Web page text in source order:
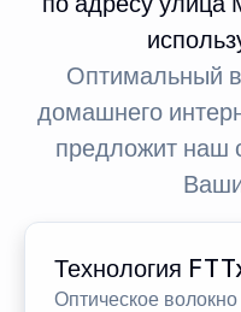
Оптимальный
домашнего
предложит наш
Технология
Оптическое